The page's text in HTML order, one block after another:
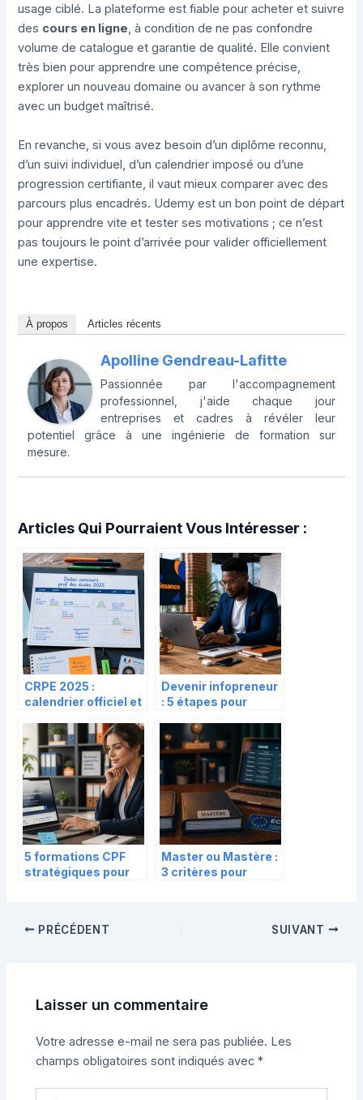
usage ciblé. La plateforme est fiable pour acheter et suivre
des cours en ligne, à condition de ne pas confondre
volume de catalogue et garantie de qualité. Elle convient
très bien pour apprendre une compétence précise,
explorer un nouveau domaine ou avancer à son rythme
avec un budget maîtrisé.
En revanche, si vous avez besoin d’un diplôme reconnu,
d’un suivi individuel, d’un calendrier imposé ou d’une
progression certifiante, il vaut mieux comparer avec des
parcours plus encadrés. Udemy est un bon point de départ
pour apprendre vite et tester ses motivations ; ce n’est
pas toujours le point d’arrivée pour valider officiellement
une expertise.
À propos Articles récents
Apolline Gendreau-Lafitte
Passionnée par l'accompagnement
professionnel, j'aide chaque jour
entreprises et cadres à révéler leur
potentiel grâce à une ingénierie de formation sur
mesure.
Articles Qui Pourraient Vous Intéresser :
CRPE 2025 :
calendrier officiel et
administratives
fatales à éviter
Devenir infopreneur
: 5 étapes pour
expertise en ligne
5 formations CPF
stratégiques pour
solde
Master ou Mastère :
3 critères pour
PRÉCÉDENT SUIVANT
Laisser un commentaire
Votre adresse e-mail ne sera pas publiée. Les
champs obligatoires sont indiqués avec*